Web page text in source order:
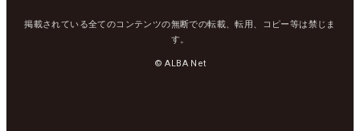
掲載されている全てのコンテンツの無断での転載、転用、コピー等は禁じま
す。
© ALBA Net